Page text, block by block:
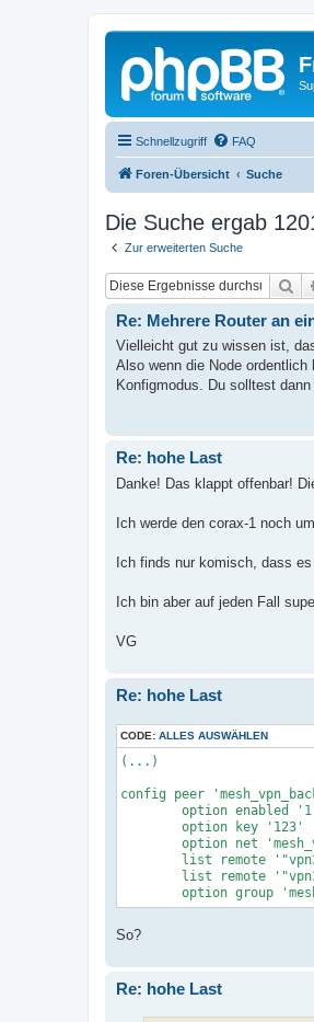
Schnellzugriff FAQ
Foren-Übersicht Suche
Die Suche ergab
Zur erweiterten Suche
Re: Mehrere Router an
Vielleicht gut zu wissen ist,
Also wenn die Node
Konfigmodus. Du solltest dann
Re: hohe Last
Danke! Das klappt offenbar!
Ich werde den corax-1 noch
Ich finds nur komisch, dass
Ich bin aber auf jeden Fall
VG
Re: hohe Last
CODE: ALLES AUSWÄHLEN
(...)
config peer
option group
So?
Re: hohe Last